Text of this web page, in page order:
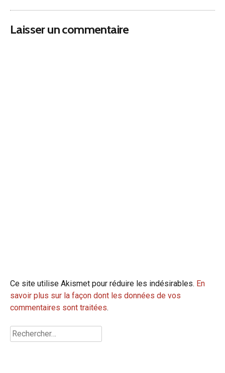
Laisser un commentaire
Ce site utilise Akismet pour réduire les indésirables. En
savoir plus sur la façon dont les données de vos
commentaires sont traitées.
Rechercher :